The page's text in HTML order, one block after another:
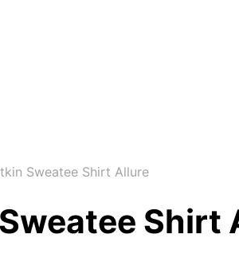
Sweatee Shirt Allure
Shirt